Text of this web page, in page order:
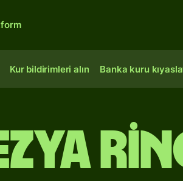
Kur bildirimleri alın Banka kuru